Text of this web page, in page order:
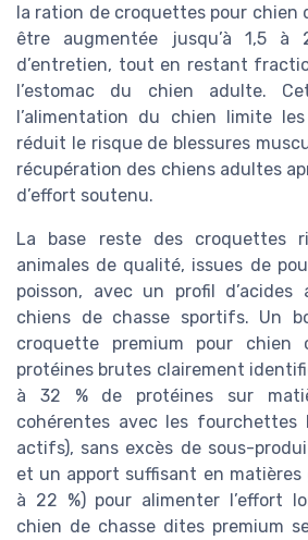
la ration de croquettes pour chien
être augmentée jusqu’à 1,5
d’entretien, tout en restant
l’estomac du chien adulte.
l’alimentation du chien limite
réduit le risque de blessures
récupération des chiens adultes
d’effort soutenu.
La base reste des croquettes
animales de qualité, issues de
poisson, avec un profil d’acides
chiens de chasse sportifs. Un
croquette premium pour chien
protéines brutes clairement
à 32 % de protéines sur
cohérentes avec les fourchettes
actifs), sans excès de sous-
et un apport suffisant en matières
à 22 %) pour alimenter l’effort
chien de chasse dites premium